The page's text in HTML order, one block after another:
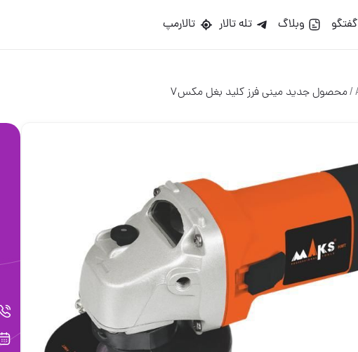
گفتگو وبلاگ تله تالار تالارمپ
/محصول جدید مینی فرز کلید بغل مکس٧